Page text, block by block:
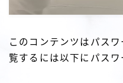
このコンテンツはパス
覧するには以下にパスワ